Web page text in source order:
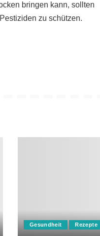
bringen kann, sollten
zu schützen.
Gesundheit Rezepte